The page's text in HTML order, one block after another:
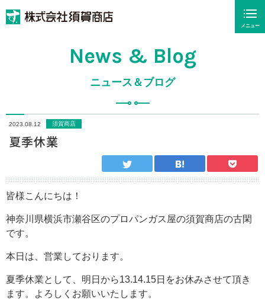
メニュー
News & Blog
ニュース＆ブログ
2023.08.12 須賀商店
夏季休業
皆様こんにちは！
神奈川県横浜市瀬谷区のプロパンガス屋の須賀商店の古閑
です。
本日は、営業しております。
夏季休業として、明日から13.14.15日をお休みさせて頂き
ます。よろしくお願いいたします。